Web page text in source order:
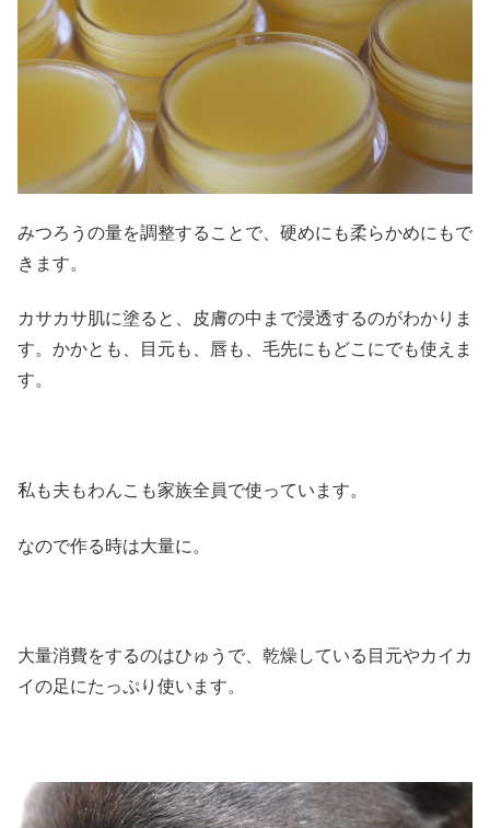
みつろうの量を調整することで、硬めにも柔らかめにもで
きます。
カサカサ肌に塗ると、皮膚の中まで浸透するのがわかりま
す。かかとも、目元も、唇も、毛先にもどこにでも使えま
す。
私も夫もわんこも家族全員で使っています。
なので作る時は大量に。
大量消費をするのはひゅうで、乾燥している目元やカイカ
イの足にたっぷり使います。